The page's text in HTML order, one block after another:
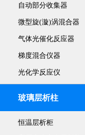
自动部分收集器
微型旋(漩)涡混合器
气体光催化反应器
梯度混合仪器
光化学反应仪
玻璃层析柱
恒温层析柜